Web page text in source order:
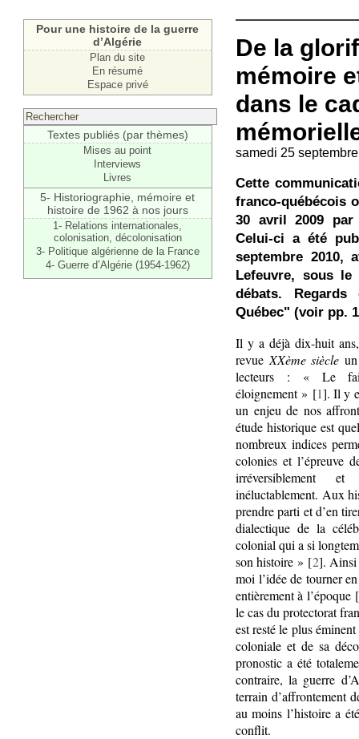
Pour une histoire de la guerre
d’Algérie
Plan du site
En résumé
Espace privé
Textes publiés (par thèmes)
Mises au point
Interviews
Livres
5- Historiographie, mémoire et
histoire de 1962 à nos jours
1- Relations internationales,
colonisation, décolonisation
3- Politique algérienne de la France
4- Guerre d’Algérie (1954-1962)
De la
mémoire
dans le
samedi 25
Cette
franco-québécois
30 avril 2009
Celui-ci a été
septembre 2010,
Lefeuvre, sous
débats.
Québec" (voir pp.
Il y a déjà dix-huit
revue XXème siècle
lecteurs : « Le
éloignement » [1]. Il y
un enjeu de nos
étude historique est
nombreux indices
colonies et l’épreuve
irréversiblement
inéluctablement. Aux
prendre parti et d’en
dialectique de la
colonial qui a si
son histoire » [2]. Ainsi
moi l’idée de tourner
entièrement à l’époque [
le cas du protectorat
est resté le plus
coloniale et de sa
pronostic a été
contraire, la guerre
terrain d’affrontement
au moins l’histoire a
conflit.